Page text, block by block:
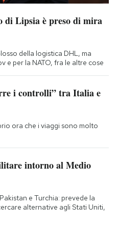
di Lipsia è preso di mira
della logistica DHL, ma
e per la NATO, fra le altre cose
i controlli” tra Italia e
ora che i viaggi sono molto
intorno al Medio
e Turchia: prevede la
alternative agli Stati Uniti,